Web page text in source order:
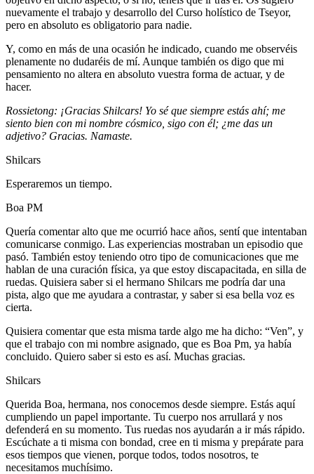
nuevamente el trabajo y desarrollo del Curso holístico de Tseyor,
pero en absoluto es obligatorio para nadie.
Y, como en más de una ocasión he indicado, cuando me observéis
plenamente no dudaréis de mí. Aunque también os digo que mi
pensamiento no altera en absoluto vuestra forma de actuar, y de
hacer.
Rossietong: ¡Gracias Shilcars! Yo sé que siempre estás ahí; me
siento bien con mi nombre cósmico, sigo con él; ¿me das un
adjetivo? Gracias. Namaste.
Shilcars
Esperaremos un tiempo.
Boa PM
Quería comentar alto que me ocurrió hace años, sentí que intentaban
comunicarse conmigo. Las experiencias mostraban un episodio que
pasó. También estoy teniendo otro tipo de comunicaciones que me
hablan de una curación física, ya que estoy discapacitada, en silla de
ruedas. Quisiera saber si el hermano Shilcars me podría dar una
pista, algo que me ayudara a contrastar, y saber si esa bella voz es
cierta.
Quisiera comentar que esta misma tarde algo me ha dicho: “Ven”, y
que el trabajo con mi nombre asignado, que es Boa Pm, ya había
concluido. Quiero saber si esto es así. Muchas gracias.
Shilcars
Querida Boa, hermana, nos conocemos desde siempre. Estás aquí
cumpliendo un papel importante. Tu cuerpo nos arrullará y nos
defenderá en su momento. Tus ruedas nos ayudarán a ir más rápido.
Escúchate a ti misma con bondad, cree en ti misma y prepárate para
esos tiempos que vienen, porque todos, todos nosotros, te
necesitamos muchísimo.